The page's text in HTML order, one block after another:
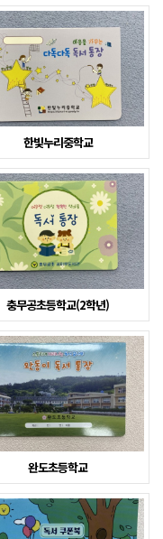
한빛누리중학교
충무공초등학교(2학년)
완도초등학교